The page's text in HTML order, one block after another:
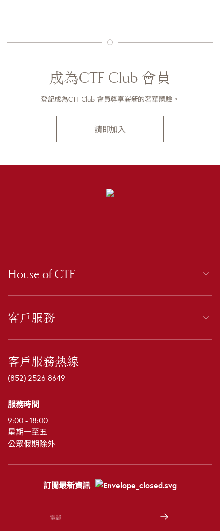
成為CTF Club 會員
登記成為CTF Club 會員尊享嶄新的奢華體驗。
請即加入
House of CTF
客戶服務
客戶服務熱線
(852) 2526 8649
服務時間
9:00 - 18:00
星期一至五
公眾假期除外
訂閲最新資訊